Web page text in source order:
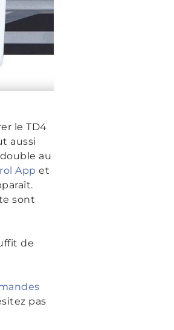
le TD4
aussi
au
App et
sont
de
pas